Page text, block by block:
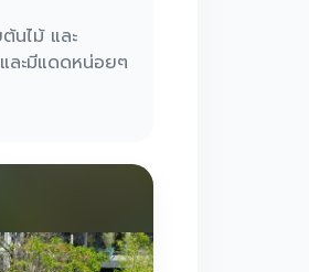
นไม้ และ
ละมีแดดหน่อยๆ